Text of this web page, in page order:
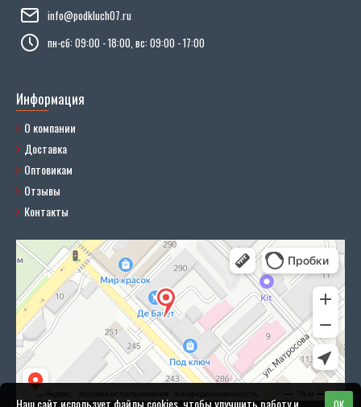
info@podkluch07.ru
пн-сб: 09:00 - 18:00, вс: 09:00 - 17:00
Информация
О компании
Доставка
Оптовикам
Отзывы
Контакты
Наш сайт использует файлы cookies, чтобы улучшить работу и